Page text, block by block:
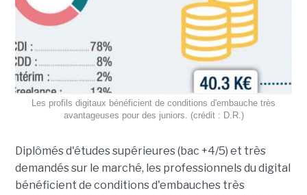
Les profils digitaux bénéficient de conditions d'embauche très
avantageuses pour des juniors. (crédit : D.R.)
Diplômés d'études supérieures (bac +4/5) et très
demandés sur le marché, les professionnels du digital
bénéficient de conditions d'embauches très